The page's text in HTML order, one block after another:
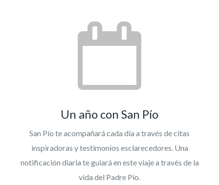
Un año con San Pío
San Pío te acompañará cada día a través de citas
inspiradoras y testimonios esclarecedores. Una
notificación diaria te guiará en este viaje a través de la
vida del Padre Pío.